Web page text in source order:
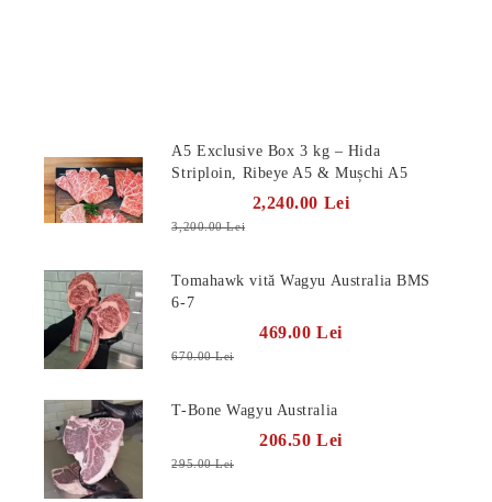
A5 Exclusive Box 3 kg – Hida
Striploin, Ribeye A5 & Mușchi A5
2,240.00 Lei
3,200.00 Lei
Tomahawk vită Wagyu Australia BMS
6-7
469.00 Lei
670.00 Lei
T-Bone Wagyu Australia
206.50 Lei
295.00 Lei